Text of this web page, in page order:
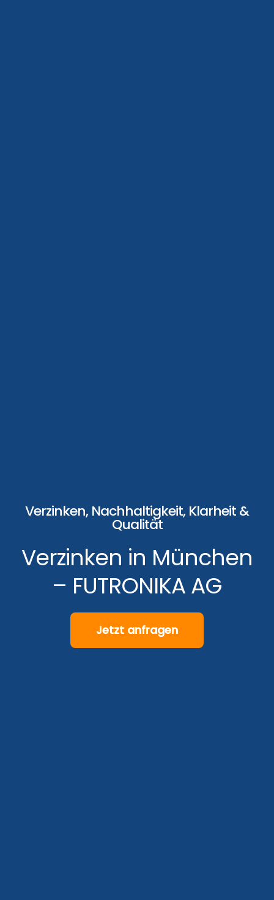
Verzinken, Nachhaltigkeit, Klarheit &
Qualität
Verzinken in München
– FUTRONIKA AG
Jetzt anfragen